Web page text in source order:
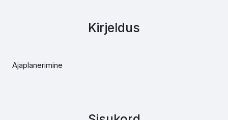
Kirjeldus
Ajaplanerimine